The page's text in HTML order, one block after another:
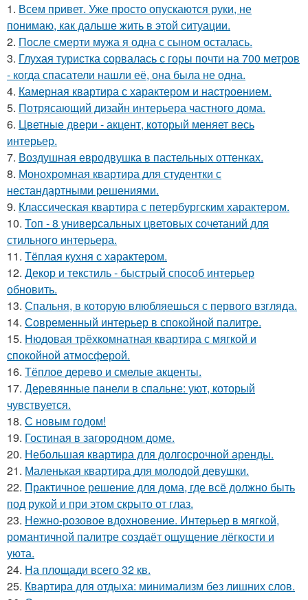
1. Всем привет. Уже просто опускаются руки, не
понимаю, как дальше жить в этой ситуации.
2. После смерти мужа я одна с сыном осталась.
3. Глухая туристка сорвалась с горы почти на 700 метров
- когда спасатели нашли её, она была не одна.
4. Камерная квартира с характером и настроением.
5. Потрясающий дизайн интерьера частного дома.
6. Цветные двери - акцент, который меняет весь
интерьер.
7. Воздушная евродвушка в пастельных оттенках.
8. Монохромная квартира для студентки с
нестандартными решениями.
9. Классическая квартира с петербургским характером.
10. Топ - 8 универсальных цветовых сочетаний для
стильного интерьера.
11. Тёплая кухня с характером.
12. Декор и текстиль - быстрый способ интерьер
обновить.
13. Спальня, в которую влюбляешься с первого взгляда.
14. Современный интерьер в спокойной палитре.
15. Нюдовая трёхкомнатная квартира с мягкой и
спокойной атмосферой.
16. Тёплое дерево и смелые акценты.
17. Деревянные панели в спальне: уют, который
чувствуется.
18. С новым годом!
19. Гостиная в загородном доме.
20. Небольшая квартира для долгосрочной аренды.
21. Маленькая квартира для молодой девушки.
22. Практичное решение для дома, где всё должно быть
под рукой и при этом скрыто от глаз.
23. Нежно-розовое вдохновение. Интерьер в мягкой,
романтичной палитре создаёт ощущение лёгкости и
уюта.
24. На площади всего 32 кв.
25. Квартира для отдыха: минимализм без лишних слов.